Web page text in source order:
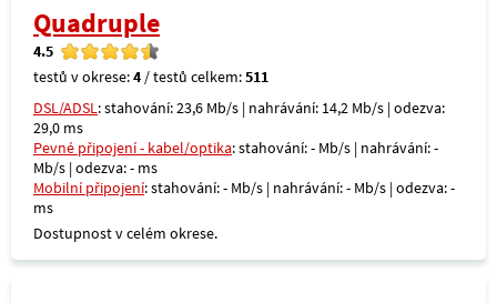
Quadruple
4.5
testů v okrese:4 / testů celkem:511
DSL/ADSL: stahování: 23,6 Mb/s | nahrávání: 14,2 Mb/s | odezva:
29,0 ms
Pevné připojení - kabel/optika: stahování: - Mb/s | nahrávání: -
Mb/s | odezva: - ms
Mobilní připojení: stahování: - Mb/s | nahrávání: - Mb/s | odezva: -
ms
Dostupnost v celém okrese.